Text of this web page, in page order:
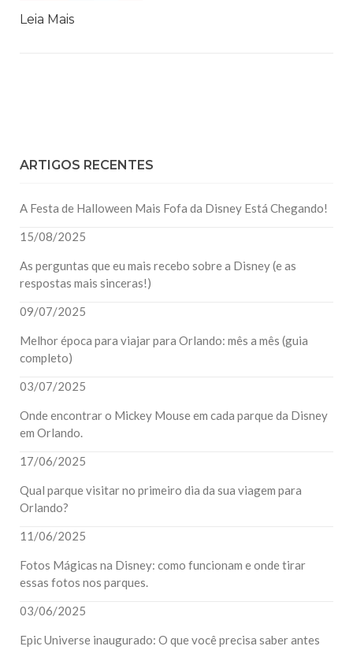
Leia Mais
ARTIGOS RECENTES
A Festa de Halloween Mais Fofa da Disney Está Chegando!
15/08/2025
As perguntas que eu mais recebo sobre a Disney (e as
respostas mais sinceras!)
09/07/2025
Melhor época para viajar para Orlando: mês a mês (guia
completo)
03/07/2025
Onde encontrar o Mickey Mouse em cada parque da Disney
em Orlando.
17/06/2025
Qual parque visitar no primeiro dia da sua viagem para
Orlando?
11/06/2025
Fotos Mágicas na Disney: como funcionam e onde tirar
essas fotos nos parques.
03/06/2025
Epic Universe inaugurado: O que você precisa saber antes